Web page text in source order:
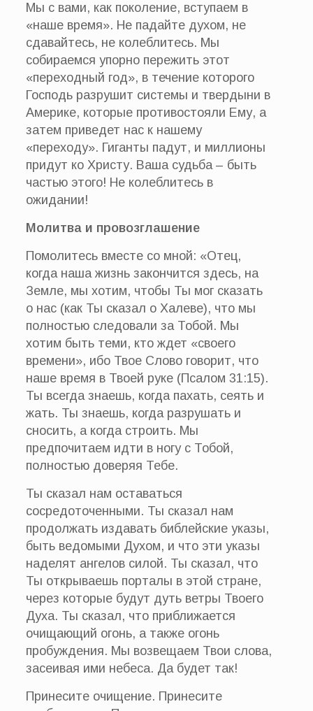
Мы с вами, как поколение, вступаем в
«наше время». Не падайте духом, не
сдавайтесь, не колеблитесь. Мы
собираемся упорно пережить этот
«переходный год», в течение которого
Господь разрушит системы и твердыни в
Америке, которые противостояли Ему, а
затем приведет нас к нашему
«переходу». Гиганты падут, и миллионы
придут ко Христу. Ваша судьба – быть
частью этого! Не колеблитесь в
ожидании!
Молитва и провозглашение
Помолитесь вместе со мной: «Отец,
когда наша жизнь закончится здесь, на
Земле, мы хотим, чтобы Ты мог сказать
о нас (как Ты сказал о Халеве), что мы
полностью следовали за Тобой. Мы
хотим быть теми, кто ждет «своего
времени», ибо Твое Слово говорит, что
наше время в Твоей руке (Псалом 31:15).
Ты всегда знаешь, когда пахать, сеять и
жать. Ты знаешь, когда разрушать и
сносить, а когда строить. Мы
предпочитаем идти в ногу с Тобой,
полностью доверяя Тебе.
Ты сказал нам оставаться
сосредоточенными. Ты сказал нам
продолжать издавать библейские указы,
быть ведомыми Духом, и что эти указы
наделят ангелов силой. Ты сказал, что
Ты открываешь порталы в этой стране,
через которые будут дуть ветры Твоего
Духа. Ты сказал, что приближается
очищающий огонь, а также огонь
пробуждения. Мы возвещаем Твои слова,
засеивая ими небеса. Да будет так!
Принесите очищение. Принесите